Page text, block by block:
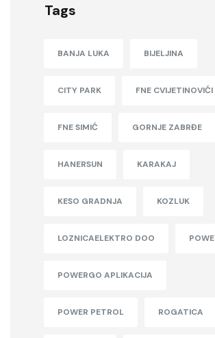
Tags
BANJA LUKA BIJELJINA
CITY PARK FNE CVIJETINOVIĆI
FNE SIMIĆ GORNJE ZABRĐE
HANERSUN KARAKAJ
KESO GRADNJA KOZLUK
LOZNICAELEKTRO DOO
POWERGO APLIKACIJA
POWER PETROL ROGATICA